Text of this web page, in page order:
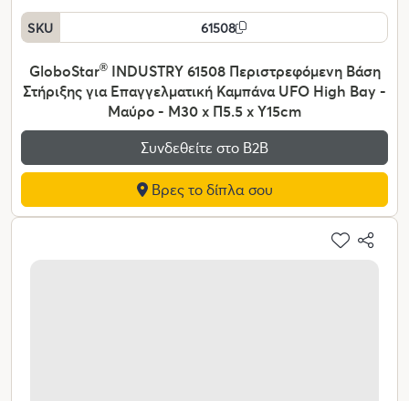
SKU 61508
GloboStar®INDUSTRY 61508 Περιστρεφόμενη Βάση
Στήριξης για Επαγγελματική Καμπάνα UFO High Bay -
Μαύρο - Μ30 x Π5.5 x Υ15cm
Συνδεθείτε στο Β2Β
Βρες το δίπλα σου